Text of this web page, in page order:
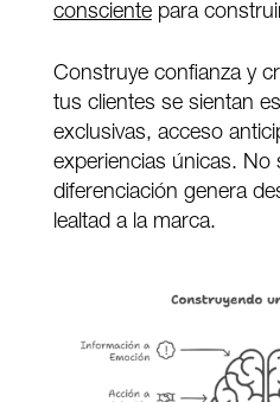
conscientepara
Construye confianza y
tus clientes se sientan
exclusivas, acceso
experiencias únicas. No
diferenciación genera
lealtad a la marca.